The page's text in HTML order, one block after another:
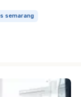
semarang